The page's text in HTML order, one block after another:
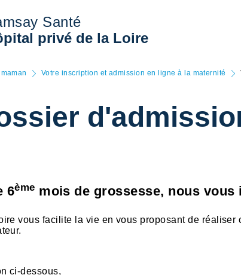
Santé
privé de la Loire
Votre inscription et admission en ligne à la maternité
6ème mois de grossesse, nous
vous facilite la vie en vous proposant de
ci-dessous,